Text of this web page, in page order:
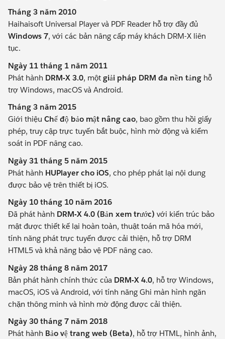
Tháng 3 năm 2010
Haihaisoft Universal Player và PDF Reader hỗ trợ đầy đủ
Windows 7, với các bản nâng cấp máy khách DRM-X liên
tục.
Ngày 11 tháng 1 năm 2011
Phát hành DRM-X 3.0, một giải pháp DRM đa nền tảng hỗ
trợ Windows, macOS và Android.
Tháng 3 năm 2015
Giới thiệu Chế độ bảo mật nâng cao, bao gồm thu hồi giấy
phép, truy cập trực tuyến bắt buộc, hình mờ động và kiểm
soát in PDF nâng cao.
Ngày 31 tháng 5 năm 2015
Phát hành HUPlayer cho iOS, cho phép phát lại nội dung
được bảo vệ trên thiết bị iOS.
Ngày 10 tháng 10 năm 2016
Đã phát hành DRM-X 4.0 (Bản xem trước) với kiến ​​trúc bảo
mật được thiết kế lại hoàn toàn, thuật toán mã hóa mới,
tính năng phát trực tuyến được cải thiện, hỗ trợ DRM
HTML5 và khả năng bảo vệ PDF nâng cao.
Ngày 28 tháng 8 năm 2017
Bản phát hành chính thức của DRM-X 4.0, hỗ trợ Windows,
macOS, iOS và Android, với tính năng Ghi màn hình ngăn
chặn thông minh và hình mờ động được cải thiện.
Ngày 30 tháng 7 năm 2018
Phát hành Bảo vệ trang web (Beta), hỗ trợ HTML, hình ảnh,